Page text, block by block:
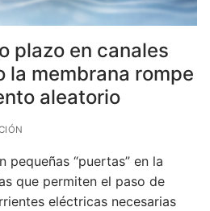
plazo en canales
la membrana rompe
aleatorio
pequeñas “puertas” en la
que permiten el paso de
eléctricas necesarias